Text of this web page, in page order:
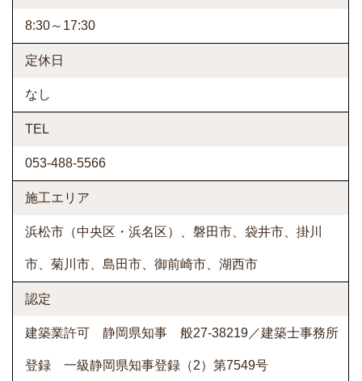
8:30～17:30
定休日
なし
TEL
053-488-5566
施工エリア
浜松市（中央区・浜名区）、磐田市、袋井市、掛川
市、菊川市、島田市、御前崎市、湖西市
認定
建築業許可 静岡県知事 般27-38219／建築士事務所
登録 一級静岡県知事登録（2）第7549号